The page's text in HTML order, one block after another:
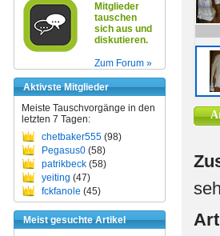
Mitglieder
tauschen
sich aus und
diskutieren.
Zum Forum »
Aktivste Mitglieder
Meiste Tauschvorgänge in den
letzten 7 Tagen:
chetbaker555 (98)
Pegasus0 (58)
patrikbeck (58)
yeiting (47)
fckfanole (45)
Meist gesuchte Artikel